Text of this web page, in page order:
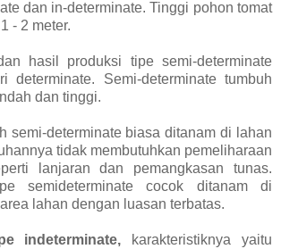
dan in-determinate. Tinggi pohon tomat
- 2 meter.
hasil produksi tipe semi-determinate
determinate. Semi-determinate tumbuh
dan tinggi.
semi-determinate biasa ditanam di lahan
tidak membutuhkan pemeliharaan
lanjaran dan pemangkasan tunas.
semideterminate cocok ditanam di
lahan dengan luasan terbatas.
indeterminate,
karakteristiknya yaitu